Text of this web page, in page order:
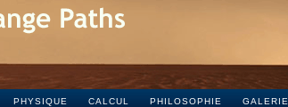
PHYSIQUE CALCUL PHILOSOPHIE GALERIE